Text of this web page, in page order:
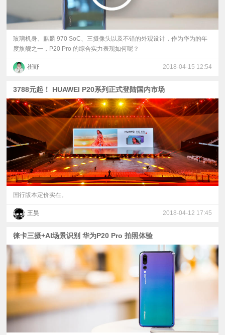
玻璃机身、麒麟 970 SoC、三摄像头以及不错的外观设计，作为华为的年
度旗舰之一，P20 Pro 的综合实力表现如何呢？
崔野 2018-04-15 12:54
3788元起！ HUAWEI P20系列正式登陆国内市场
国行版本定价实在。
王昊 2018-04-12 17:45
徕卡三摄+AI场景识别 华为P20 Pro 拍照体验